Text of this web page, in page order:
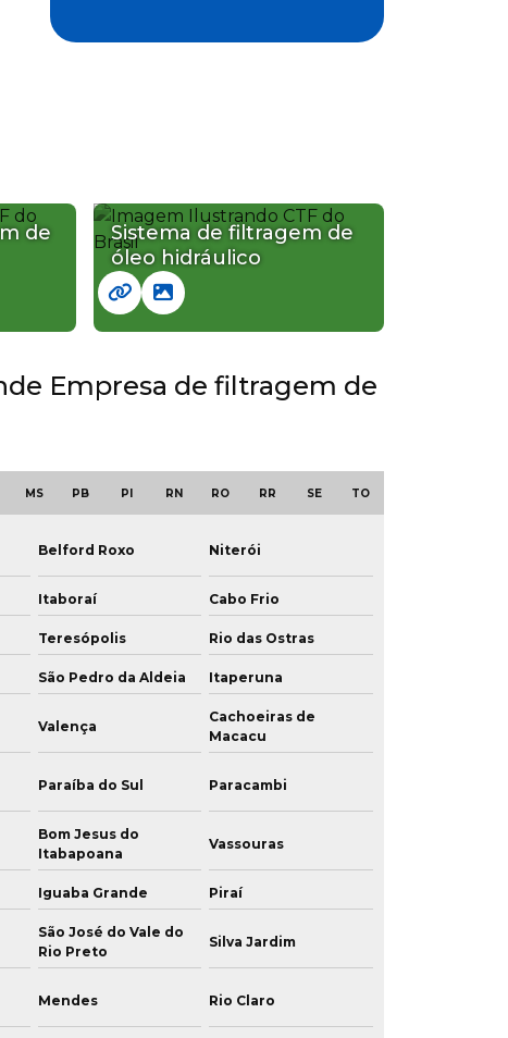
de
Sistema de filtragem de
óleo hidráulico
Empresa de filtragem de
MS PB PI RN RO RR SE TO
Belford Roxo Niterói
Itaboraí Cabo Frio
Teresópolis Rio das Ostras
São Pedro da Aldeia Itaperuna
Valença
Cachoeiras de
Macacu
Paraíba do Sul Paracambi
Bom Jesus do
Itabapoana
Vassouras
Iguaba Grande Piraí
São José do Vale do
Rio Preto
Silva Jardim
Mendes Rio Claro